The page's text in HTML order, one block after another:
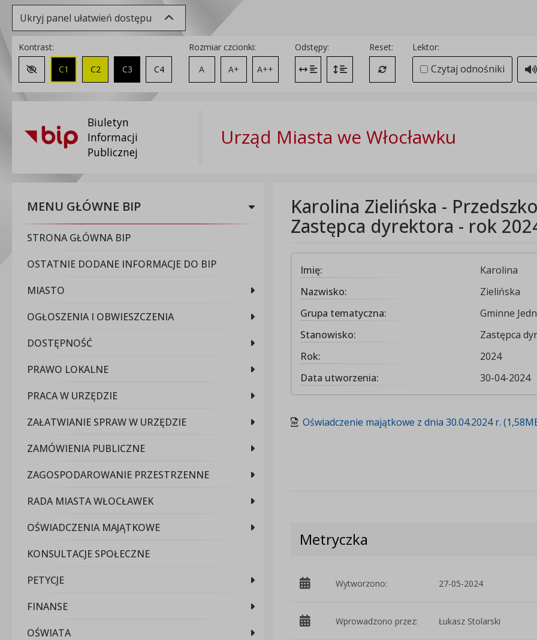
Ukryj panel ułatwień dostępu
Kontrast:
Zmień kontrast na domyślny
C1 C2 C3 C4
Rozmiar czcionki:
A
A+ A++
Odstępy:
Zmień odstęp między literami
Zmień interlinię i margines między paragrafami
Reset:
Przywróć ustawienia domyślne
Lektor:
Czytaj odnośniki
Biuletyn
Informacji
Publicznej
Urząd Miasta we Włocławku
MENU GŁÓWNE BIP
STRONA GŁÓWNA BIP
OSTATNIE DODANE INFORMACJE DO BIP
MIASTO
OGŁOSZENIA I OBWIESZCZENIA
DOSTĘPNOŚĆ
PRAWO LOKALNE
PRACA W URZĘDZIE
ZAŁATWIANIE SPRAW W URZĘDZIE
ZAMÓWIENIA PUBLICZNE
ZAGOSPODAROWANIE PRZESTRZENNE
RADA MIASTA WŁOCŁAWEK
OŚWIADCZENIA MAJĄTKOWE
KONSULTACJE SPOŁECZNE
PETYCJE
FINANSE
OŚWIATA
Karolina Zielińska -
Zastępca dyrektora - rok
Imię:
Karolina
Nazwisko:
Zielińska
Grupa tematyczna:
Gminne
Stanowisko:
Zastępca
Rok:
2024
Data utworzenia:
30-04-2024
Oświadczenie majątkowe z dnia 30.04.2024 r.
Metryczka
Wytworzono: 27-05-2024
Wprowadzono przez: Łukasz Stolarski